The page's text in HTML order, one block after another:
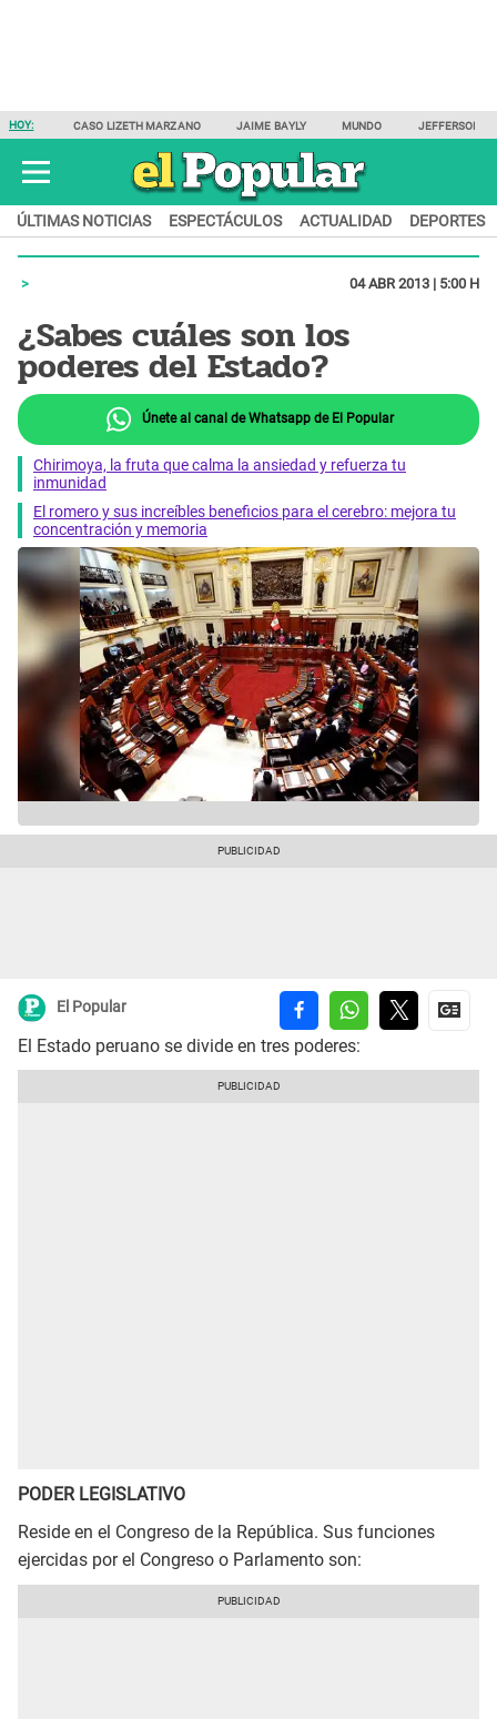
HOY: CASO LIZETH MARZANO JAIME BAYLY MUNDO JEFFERSON
ÚLTIMAS NOTICIAS ESPECTÁCULOS ACTUALIDAD DEPORTES
04 ABR 2013 | 5:00 H
¿Sabes cuáles son los
poderes del Estado?
Únete al canal de Whatsapp de El Popular
Chirimoya, la fruta que calma la ansiedad y refuerza tu
inmunidad
El romero y sus increíbles beneficios para el cerebro: mejora tu
concentración y memoria
El Popular
El Estado peruano se divide en tres poderes:
PODER LEGISLATIVO
Reside en el Congreso de la República. Sus funciones
ejercidas por el Congreso o Parlamento son: